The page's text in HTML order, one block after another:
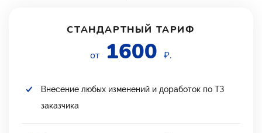
СТАНДАРТНЫЙ ТАРИФ
от 1600 ₽.
Внесение любых изменений и доработок по ТЗ
заказчика